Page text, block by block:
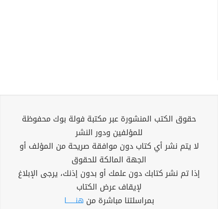
حقوق الكتب المنشورة عبر مكتبة فولة بوك محفوظة
للمؤلفين ودور النشر
لا يتم نشر أي كتاب دون موافقة صريحة من المؤلف أو
الجهة المالكة للحقوق
إذا تم نشر كتابك دون علمك أو بدون إذنك، يرجى الإبلاغ
لإيقاف عرض الكتاب
بمراسلتنا مباشرة من هنــــــا